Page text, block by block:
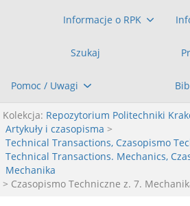
Informacje o RPK
Szukaj
Pomoc / Uwagi
Kolekcja: Repozytorium Politechniki
Artykuły i czasopisma >
Technical Transactions, Czasopismo
Technical Transactions. Mechanics,
Mechanika
> Czasopismo Techniczne z. 7.